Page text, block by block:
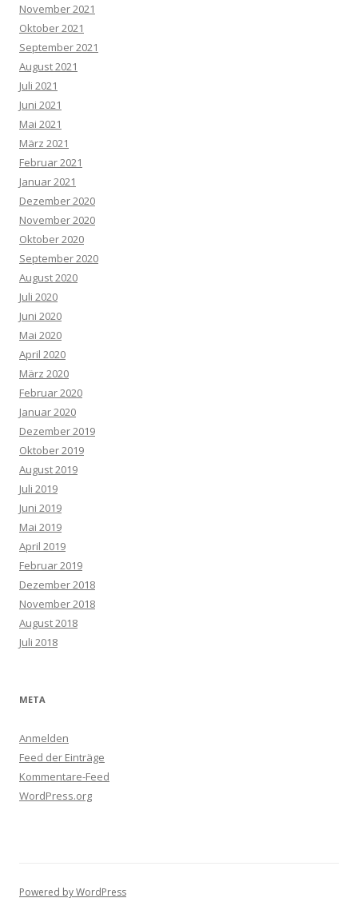
November 2021
Oktober 2021
September 2021
August 2021
Juli 2021
Juni 2021
Mai 2021
März 2021
Februar 2021
Januar 2021
Dezember 2020
November 2020
Oktober 2020
September 2020
August 2020
Juli 2020
Juni 2020
Mai 2020
April 2020
März 2020
Februar 2020
Januar 2020
Dezember 2019
Oktober 2019
August 2019
Juli 2019
Juni 2019
Mai 2019
April 2019
Februar 2019
Dezember 2018
November 2018
August 2018
Juli 2018
META
Anmelden
Feed der Einträge
Kommentare-Feed
WordPress.org
Powered by WordPress